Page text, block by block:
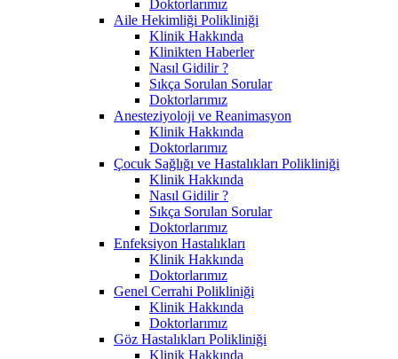
Doktorlarımız
Aile Hekimliği Polikliniği
Klinik Hakkında
Klinikten Haberler
Nasıl Gidilir ?
Sıkça Sorulan Sorular
Doktorlarımız
Anesteziyoloji ve Reanimasyon
Klinik Hakkında
Doktorlarımız
Çocuk Sağlığı ve Hastalıkları Polikliniği
Klinik Hakkında
Nasıl Gidilir ?
Sıkça Sorulan Sorular
Doktorlarımız
Enfeksiyon Hastalıkları
Klinik Hakkında
Doktorlarımız
Genel Cerrahi Polikliniği
Klinik Hakkında
Doktorlarımız
Göz Hastalıkları Polikliniği
Klinik Hakkında